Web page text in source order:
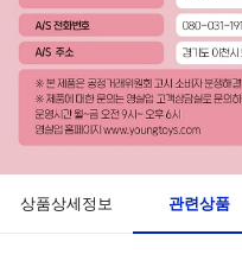
상품상세정보 관련상품